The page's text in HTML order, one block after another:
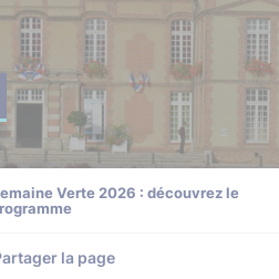
Verte 2026 : découvrez le
la page